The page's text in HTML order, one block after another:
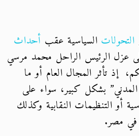
التحولات السياسية عقب أحداث
إلى عزل الرئيس الراحل محمد مرسي
إذ تأثر المجال العام أو ما
المدني” بشكل كبير، سواء على
أو التنظيمات النقابية وكذلك
في مصر.